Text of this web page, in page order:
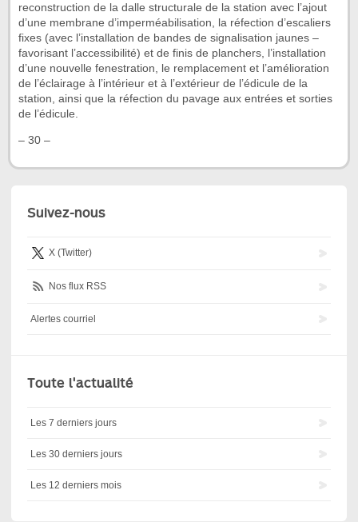
reconstruction de la dalle structurale de la station avec l’ajout
d’une membrane d’imperméabilisation, la réfection d’escaliers
fixes (avec l’installation de bandes de signalisation jaunes –
favorisant l’accessibilité) et de finis de planchers, l’installation
d’une nouvelle fenestration, le remplacement et l’amélioration
de l’éclairage à l’intérieur et à l’extérieur de l’édicule de la
station, ainsi que la réfection du pavage aux entrées et sorties
de l’édicule.
– 30 –
Suivez-nous
X (Twitter)
Nos flux RSS
Alertes courriel
Toute l'actualité
Les 7 derniers jours
Les 30 derniers jours
Les 12 derniers mois